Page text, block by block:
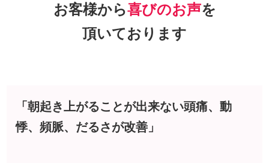
お客様から喜びのお声を
頂いております
「朝起き上がることが出来ない頭痛、動
悸、頻脈、だるさが改善」